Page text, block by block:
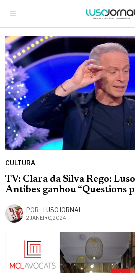
CULTURA
TV: Clara da Silva Rego:
Antibes ganhou “Questions
POR _LUSOJORNAL
2 JANEIRO, 2024